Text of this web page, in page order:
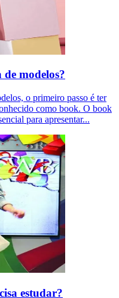
modelos?
o primeiro passo é ter
como book. O book
para apresentar...
estudar?